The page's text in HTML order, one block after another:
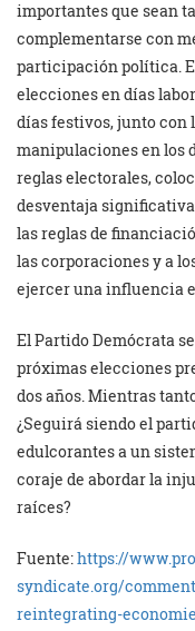
importantes que sean
complementarse con
participación política.
elecciones en días
días festivos, junto con
manipulaciones en los
reglas electorales,
desventaja
las reglas de
las corporaciones y a
ejercer una influencia
El Partido Demócrata
próximas elecciones
dos años. Mientras
¿Seguirá siendo el
edulcorantes a un
coraje de abordar la
raíces?
Fuente:https://
syndicate.org/
reintegrating-